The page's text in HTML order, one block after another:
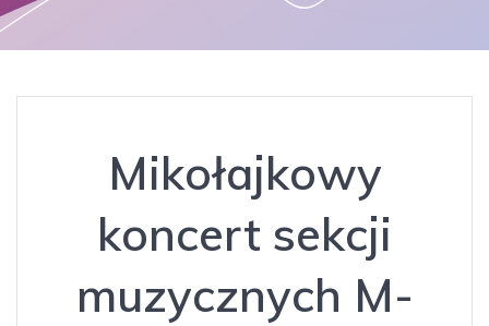
Mikołajkowy
koncert sekcji
muzycznych M-